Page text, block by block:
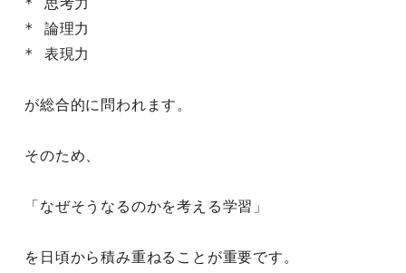
* 論理力
* 表現力
が総合的に問われます。
そのため、
「なぜそうなるのかを考える学習」
を日頃から積み重ねることが重要です。